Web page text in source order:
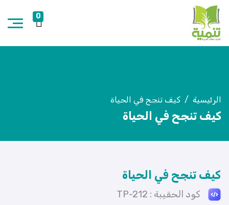
0
الرئيسية كيف تنجح في الحياة
كيف تنجح في الحياة
كيف تنجح في الحياة
كود الحقيبة : TP-212